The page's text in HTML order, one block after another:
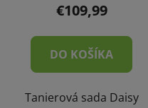
€109,99
DO KOŠÍKA
Tanierová sada Daisy